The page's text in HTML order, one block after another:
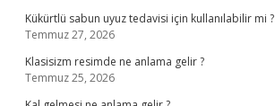
Kükürtlü sabun uyuz tedavisi için kullanılabilir mi ?
Temmuz 27, 2026
Klasisizm resimde ne anlama gelir ?
Temmuz 25, 2026